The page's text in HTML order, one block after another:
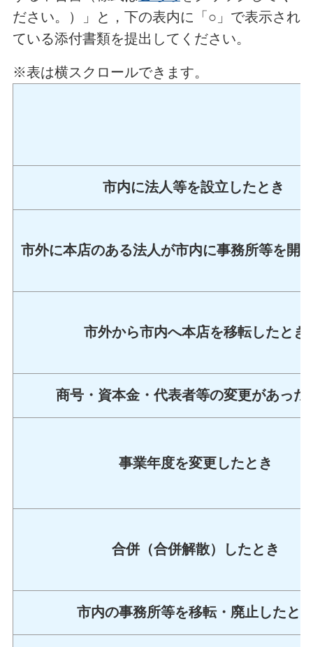
ださい。）」と，下の表内に「○」で表示され
ている添付書類を提出してください。
※表は横スクロールできます。
市内に法人等を設立したとき
市外に本店のある法人が市内に事務所等を開
市外から市内へ本店を移転したとき
商号・資本金・代表者等の変更があった
事業年度を変更したとき
合併（合併解散）したとき
市内の事務所等を移転・廃止したと